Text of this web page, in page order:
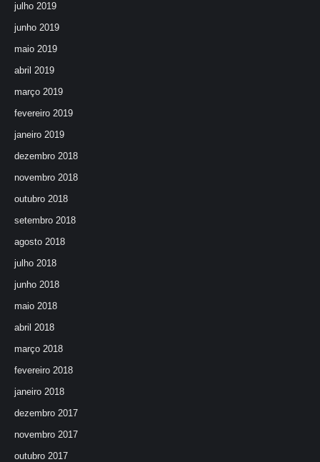
julho 2019
junho 2019
maio 2019
abril 2019
março 2019
fevereiro 2019
janeiro 2019
dezembro 2018
novembro 2018
outubro 2018
setembro 2018
agosto 2018
julho 2018
junho 2018
maio 2018
abril 2018
março 2018
fevereiro 2018
janeiro 2018
dezembro 2017
novembro 2017
outubro 2017